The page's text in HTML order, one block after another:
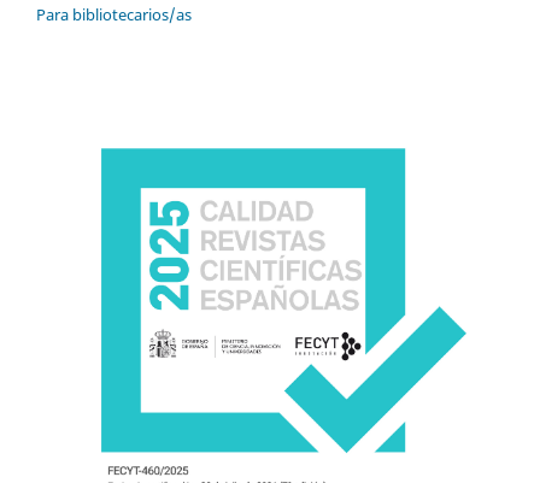
Para bibliotecarios/as